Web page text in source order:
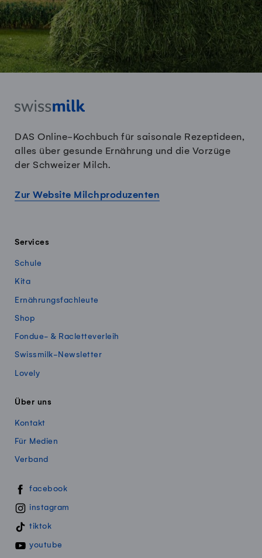
DAS Online-Kochbuch für saisonale Rezeptideen,
alles über gesunde Ernährung und die Vorzüge
der Schweizer Milch.
Zur Website Milchproduzenten
Services
Schule
Kita
Ernährungsfachleute
Shop
Fondue- & Racletteverleih
Swissmilk-Newsletter
Lovely
Über uns
Kontakt
Für Medien
Verband
Swissmillk auf Social Media
facebook
instagram
tiktok
youtube